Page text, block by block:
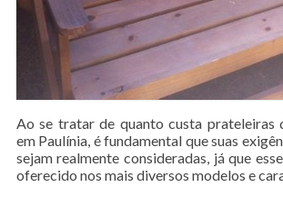
Ao se tratar de quanto custa prateleiras
em Paulínia, é fundamental que suas
sejam realmente consideradas, já que
oferecido nos mais diversos modelos e